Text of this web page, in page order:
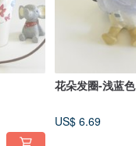
花朵发圈-浅蓝色
US$ 6.69